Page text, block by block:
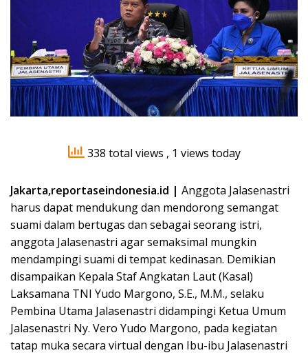
338 total views , 1 views today
Jakarta,reportaseindonesia.id | Anggota Jalasenastri
harus dapat mendukung dan mendorong semangat
suami dalam bertugas dan sebagai seorang istri,
anggota Jalasenastri agar semaksimal mungkin
mendampingi suami di tempat kedinasan. Demikian
disampaikan Kepala Staf Angkatan Laut (Kasal)
Laksamana TNI Yudo Margono, S.E., M.M., selaku
Pembina Utama Jalasenastri didampingi Ketua Umum
Jalasenastri Ny. Vero Yudo Margono, pada kegiatan
tatap muka secara virtual dengan Ibu-ibu Jalasenastri